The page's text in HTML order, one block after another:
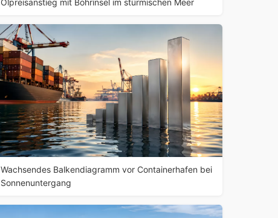
Ölpreisanstieg mit Bohrinsel im stürmischen Meer
Wachsendes Balkendiagramm vor Containerhafen bei
Sonnenuntergang